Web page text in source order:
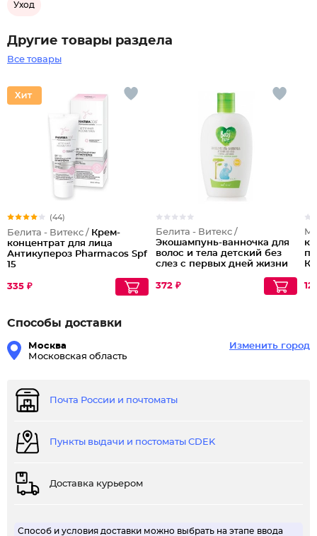
Уход
Другие товары раздела
Все товары
(44)
Белита - Витекс / Крем-
концентрат для лица
Антикупероз Pharmacos Spf
15
335 ₽
Белита - Витекс /
Экошампунь-ванночка для
волос и тела детский без
слез с первых дней жизни
372 ₽
Способы доставки
Москва
Московская область
Изменить город
Почта России и почтоматы
Пункты выдачи и постоматы CDEK
Доставка курьером
Способ и условия доставки можно выбрать на этапе ввода